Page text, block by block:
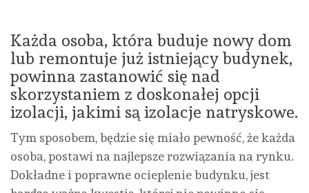
Każda osoba, która buduje nowy dom
lub remontuje już istniejący budynek,
powinna zastanowić się nad
skorzystaniem z doskonałej opcji
izolacji, jakimi są izolacje natryskowe.
Tym sposobem, będzie się miało pewność, że każda
osoba, postawi na najlepsze rozwiązania na rynku.
Dokładne i poprawne ocieplenie budynku, jest